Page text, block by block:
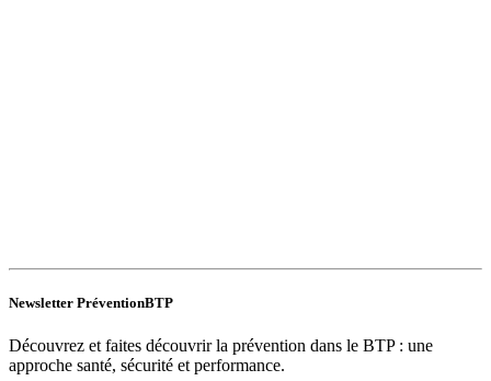
Newsletter PréventionBTP
Découvrez et faites découvrir la prévention dans le BTP : une
approche santé, sécurité et performance.